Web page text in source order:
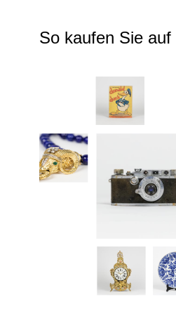
So kaufen Sie auf